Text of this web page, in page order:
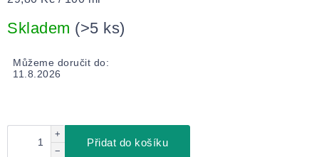
Skladem (>5 ks)
Můžeme doručit do:
11.8.2026
+
−
Přidat do košíku